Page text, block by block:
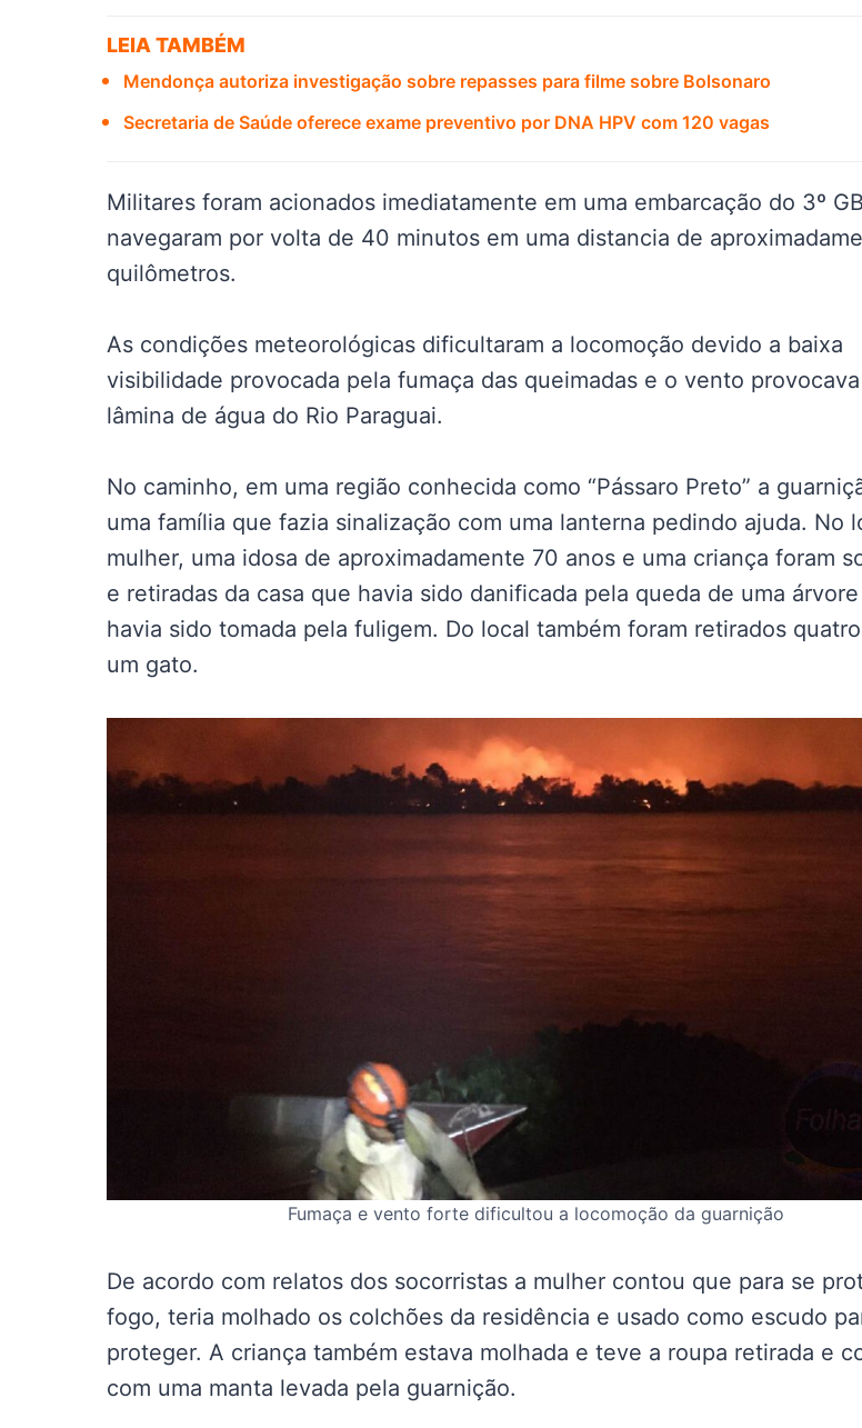
LEIA TAMBÉM
Mendonça autoriza investigação sobre repasses para filme sobre Bolsonaro
Secretaria de Saúde oferece exame preventivo por DNA HPV com 120 vagas
Militares foram acionados imediatamente em uma embarcação do 3º
navegaram por volta de 40 minutos em uma distancia de
quilômetros.
As condições meteorológicas dificultaram a locomoção devido a baixa
visibilidade provocada pela fumaça das queimadas e o vento
lâmina de água do Rio Paraguai.
No caminho, em uma região conhecida como “Pássaro Preto” a
uma família que fazia sinalização com uma lanterna pedindo ajuda. No
mulher, uma idosa de aproximadamente 70 anos e uma criança foram
e retiradas da casa que havia sido danificada pela queda de uma
havia sido tomada pela fuligem. Do local também foram retirados
um gato.
Fumaça e vento forte dificultou a locomoção da guarnição
De acordo com relatos dos socorristas a mulher contou que para se
fogo, teria molhado os colchões da residência e usado como escudo
proteger. A criança também estava molhada e teve a roupa retirada e
com uma manta levada pela guarnição.